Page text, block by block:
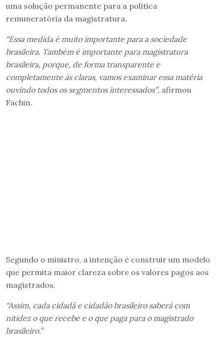
uma solução permanente para a política
remuneratória da magistratura.
“Essa medida é muito importante para a sociedade
brasileira. Também é importante para magistratura
brasileira, porque, de forma transparente e
completamente às claras, vamos examinar essa matéria
ouvindo todos os segmentos interessados”, afirmou
Fachin.
Segundo o ministro, a intenção é construir um modelo
que permita maior clareza sobre os valores pagos aos
magistrados.
“Assim, cada cidadã e cidadão brasileiro saberá com
nitidez o que recebe e o que paga para o magistrado
brasileiro.”